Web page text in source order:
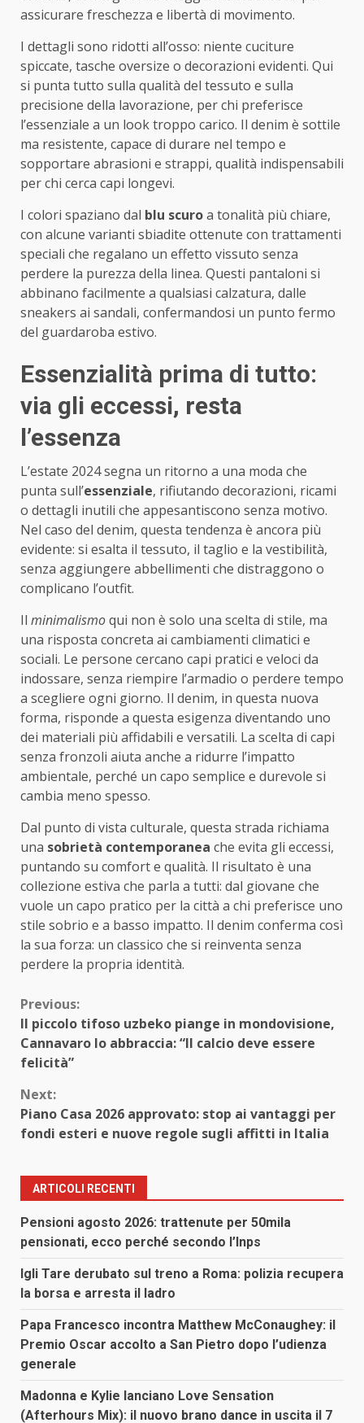
assicurare freschezza e libertà di movimento.
I dettagli sono ridotti all’osso: niente cuciture
spiccate, tasche oversize o decorazioni evidenti. Qui
si punta tutto sulla qualità del tessuto e sulla
precisione della lavorazione, per chi preferisce
l’essenziale a un look troppo carico. Il denim è sottile
ma resistente, capace di durare nel tempo e
sopportare abrasioni e strappi, qualità indispensabili
per chi cerca capi longevi.
I colori spaziano dal blu scuroa tonalità più chiare,
con alcune varianti sbiadite ottenute con trattamenti
speciali che regalano un effetto vissuto senza
perdere la purezza della linea. Questi pantaloni si
abbinano facilmente a qualsiasi calzatura, dalle
sneakers ai sandali, confermandosi un punto fermo
del guardaroba estivo.
Essenzialità prima di tutto:
via gli eccessi, resta
l’essenza
L’estate 2024 segna un ritorno a una moda che
punta sull’essenziale, rifiutando decorazioni, ricami
o dettagli inutili che appesantiscono senza motivo.
Nel caso del denim, questa tendenza è ancora più
evidente: si esalta il tessuto, il taglio e la vestibilità,
senza aggiungere abbellimenti che distraggono o
complicano l’outfit.
Il minimalismoqui non è solo una scelta di stile, ma
una risposta concreta ai cambiamenti climatici e
sociali. Le persone cercano capi pratici e veloci da
indossare, senza riempire l’armadio o perdere tempo
a scegliere ogni giorno. Il denim, in questa nuova
forma, risponde a questa esigenza diventando uno
dei materiali più affidabili e versatili. La scelta di capi
senza fronzoli aiuta anche a ridurre l’impatto
ambientale, perché un capo semplice e durevole si
cambia meno spesso.
Dal punto di vista culturale, questa strada richiama
una sobrietà contemporanea che evita gli eccessi,
puntando su comfort e qualità. Il risultato è una
collezione estiva che parla a tutti: dal giovane che
vuole un capo pratico per la città a chi preferisce uno
stile sobrio e a basso impatto. Il denim conferma così
la sua forza: un classico che si reinventa senza
perdere la propria identità.
Continue
Reading
Previous:
Il piccolo tifoso uzbeko piange in mondovisione,
Cannavaro lo abbraccia: “Il calcio deve essere
felicità”
Next:
Piano Casa 2026 approvato: stop ai vantaggi per
fondi esteri e nuove regole sugli affitti in Italia
ARTICOLI RECENTI
Pensioni agosto 2026: trattenute per 50mila
pensionati, ecco perché secondo l’Inps
Igli Tare derubato sul treno a Roma: polizia recupera
la borsa e arresta il ladro
Papa Francesco incontra Matthew McConaughey: il
Premio Oscar accolto a San Pietro dopo l’udienza
generale
Madonna e Kylie lanciano Love Sensation
(Afterhours Mix): il nuovo brano dance in uscita il 7